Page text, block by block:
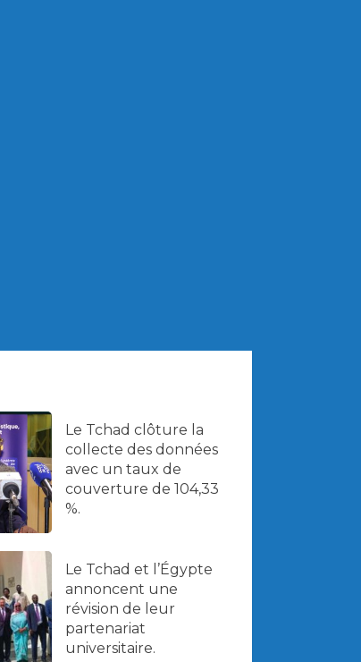
Le Tchad clôture la
collecte des données
avec un taux de
couverture de 104,33
%.
Le Tchad et l’Égypte
annoncent une
révision de leur
partenariat
universitaire.